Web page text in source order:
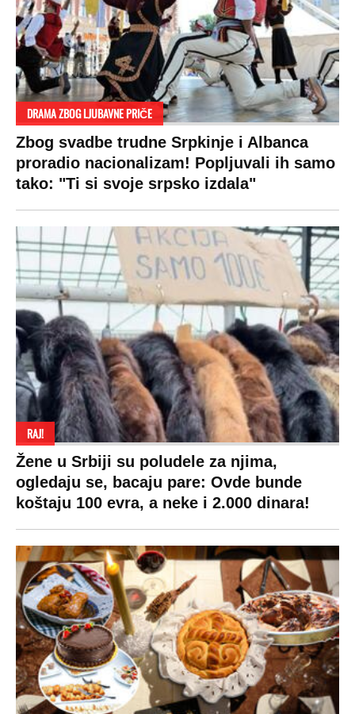
DRAMA ZBOG LJUBAVNE PRIČE
Zbog svadbe trudne Srpkinje i Albanca
proradio nacionalizam! Popljuvali ih samo
tako: "Ti si svoje srpsko izdala"
RAJ!
Žene u Srbiji su poludele za njima,
ogledaju se, bacaju pare: Ovde bunde
koštaju 100 evra, a neke i 2.000 dinara!